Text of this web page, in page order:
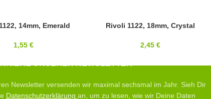
14mm, Emerald
1,55€
18MMRivoli 1122, 18mm, Crystal
2,45 €
Newsletter versenden wir maximal sechsmal im Jahr. Sieh Dir
Datenschutzerklärung an, um zu lesen, wie wir Deine Daten